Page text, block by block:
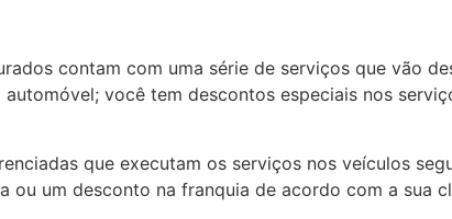
contam com uma série de serviços que vão
você tem descontos especiais nos
que executam os serviços nos veículos
um desconto na franquia de acordo com a sua